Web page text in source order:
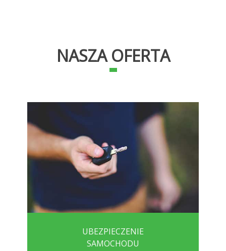
NASZA OFERTA
UBEZPIECZENIE
SAMOCHODU